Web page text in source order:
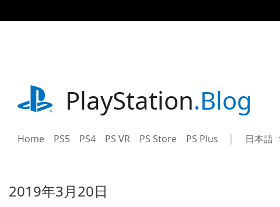
事
playstation.comPlayStation.Blog
Home PS5 PS4 PS VR PS Store PS Plus Select
Current
日本語
2019年3月20日